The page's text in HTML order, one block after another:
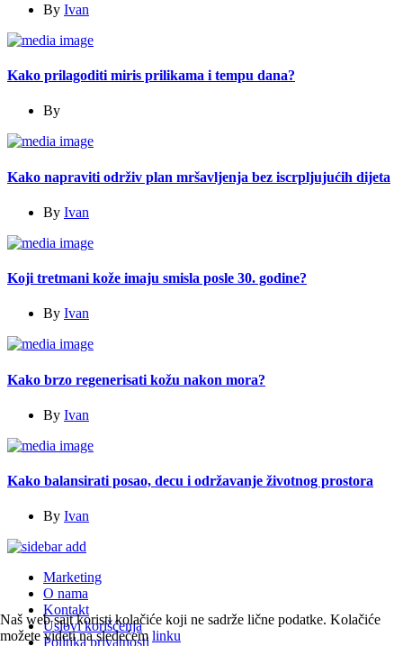
By Ivan
Kako prilagoditi miris prilikama i tempu dana?
By
Kako napraviti održiv plan mršavljenja bez iscrpljujućih dijeta
By Ivan
Koji tretmani kože imaju smisla posle 30. godine?
By Ivan
Kako brzo regenerisati kožu nakon mora?
By Ivan
Kako balansirati posao, decu i održavanje životnog prostora
By Ivan
Marketing
O nama
Kontakt
Uslovi korišćenja
Politika privatnosti
Naš web sajt koristi kolačiće koji ne sadrže lične podatke. Kolačiće
možete videti na sledećem linku